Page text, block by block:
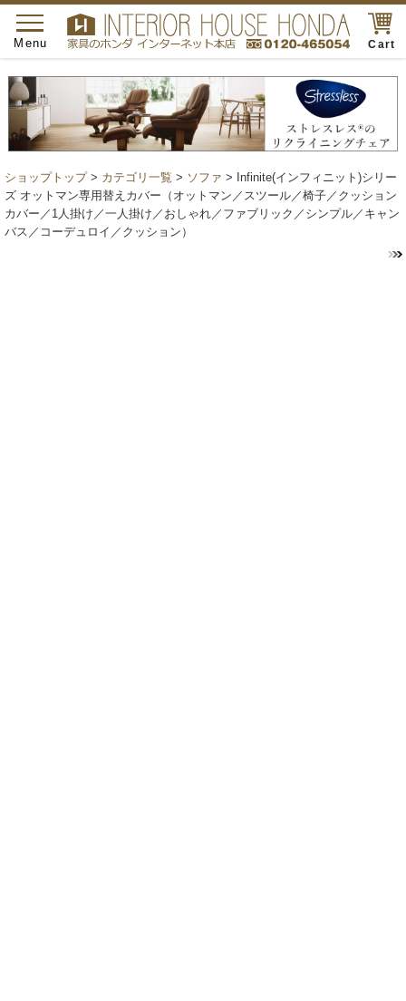
Cart
toggle
navigation
Menu
ショップトップ> カテゴリ一覧 > ソファ > Infinite(インフィニット)シリー
ズ オットマン専用替えカバー（オットマン／スツール／椅子／クッション
カバー／1人掛け／一人掛け／おしゃれ／ファブリック／シンプル／キャン
バス／コーデュロイ／クッション）